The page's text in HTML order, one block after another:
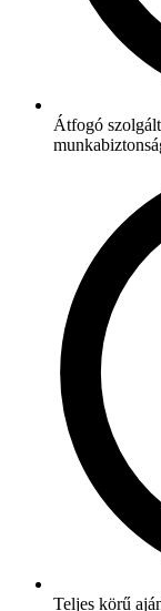
Átfogó
Teljes körű